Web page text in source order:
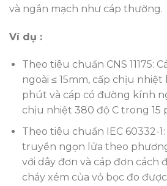
và ngắn mạch như cáp thường.
Ví dụ :
Theo tiêu chuẩn CNS 11175:
ngoài ≤ 15mm, cấp chịu nhiệt
phút và cáp có đường kính
chịu nhiệt 380 độ C trong 15
Theo tiêu chuẩn IEC 60332-
truyền ngọn lửa theo
với dây đơn và cáp đơn cách
cháy xém của vỏ bọc đo